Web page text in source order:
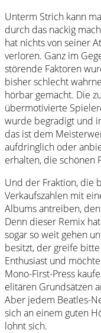
Unterm Strich kann
durch das nackig
hat nichts von seiner
verloren. Ganz im
störende Faktoren
bisher schlecht
hörbar gemacht. Die
übermotivierte
wurde begradigt und
das ist dem
aufdringlich oder
erhalten, die schönen
Und der Fraktion, die
Verkaufszahlen mit
Albums antreiben,
Denn dieser Remix
sogar so weit gehen
besitzt, der greife
Enthusiast und
Mono-First-Press
elitären Grundsätzen
Aber jedem Beatles-
sich an einem guten
lohnt sich.